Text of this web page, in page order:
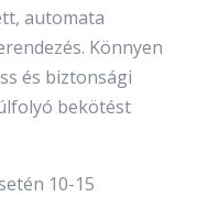
205.990 Ft
automata
Könnyen
és biztonsági
bekötést
10-15